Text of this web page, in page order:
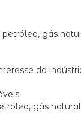
gás
da
gás